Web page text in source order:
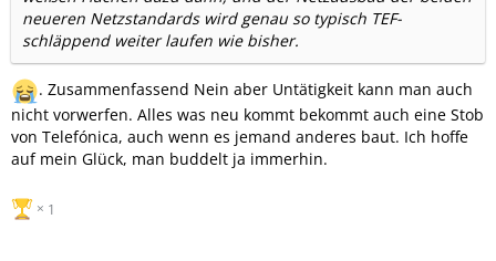
neueren Netzstandards wird genau so typisch TEF-
schläppend weiter laufen wie bisher.
. Zusammenfassend Nein aber Untätigkeit kann man auch
nicht vorwerfen. Alles was neu kommt bekommt auch eine Stob
von Telefónica, auch wenn es jemand anderes baut. Ich hoffe
auf mein Glück, man buddelt ja immerhin.
1